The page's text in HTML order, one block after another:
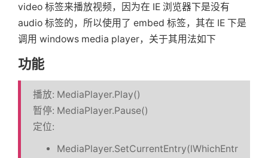
video 标签来播放视频，因为在 IE 浏览器下是没有
audio 标签的，所以使用了 embed 标签，其在 IE 下是
调用 windows media player，关于其用法如下
功能
播放: MediaPlayer.Play()
暂停: MediaPlayer.Pause()
定位:
MediaPlayer.SetCurrentEntry(lWhichEntr